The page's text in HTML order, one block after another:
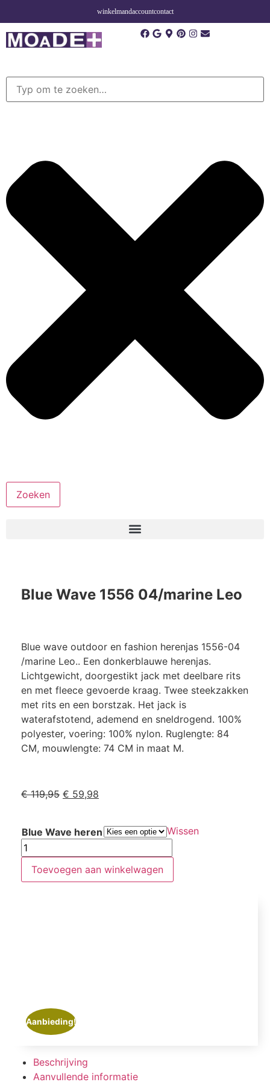
winkelmandaccountcontact
Zoeken
Blue Wave 1556 04/marine Leo
Blue wave outdoor en fashion herenjas 1556-04
/marine Leo.. Een donkerblauwe herenjas.
Lichtgewicht, doorgestikt jack met deelbare rits
en met fleece gevoerde kraag. Twee steekzakken
met rits en een borstzak. Het jack is
waterafstotend, ademend en sneldrogend. 100%
polyester, voering: 100% nylon. Ruglengte: 84
CM, mouwlengte: 74 CM in maat M.
€119,95 € 59,98
Blue Wave heren Wissen
Toevoegen aan winkelwagen
Aanbieding!
Beschrijving
Aanvullende informatie